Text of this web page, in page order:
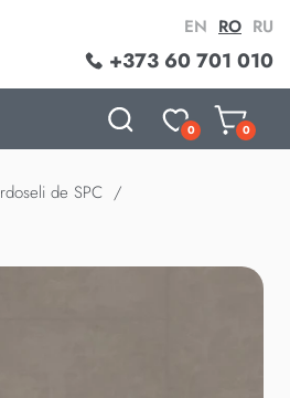
+373 60 701 010
EN RO RU
0 0
de SPC